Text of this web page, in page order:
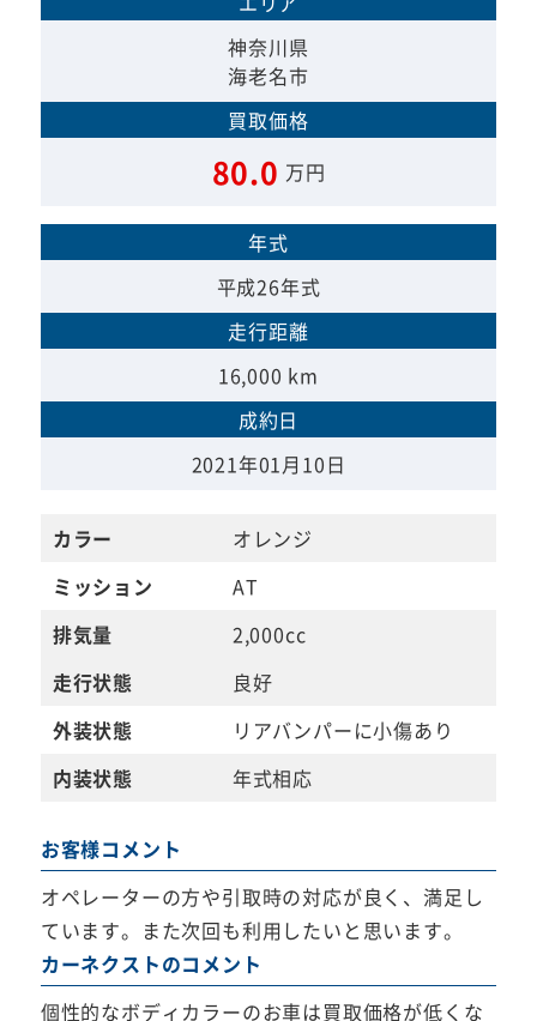
神奈川県
海老名市
買取価格
80.0 万円
年式
平成26年式
走行距離
16,000 km
成約日
2021年01月10日
カラー
オレンジ
ミッション
AT
排気量
2,000cc
走行状態
良好
外装状態
リアバンパーに小傷あり
内装状態
年式相応
お客様コメント
オペレーターの方や引取時の対応が良く、満足し
ています。また次回も利用したいと思います。
カーネクストのコメント
個性的なボディカラーのお車は買取価格が低くな